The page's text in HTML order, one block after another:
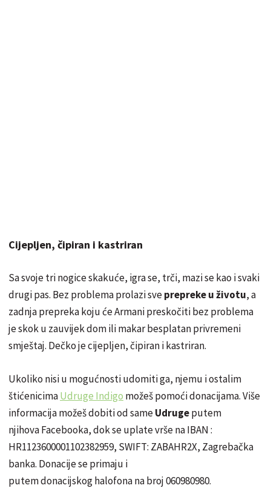
Cijepljen, čipiran i kastriran
Sa svoje tri nogice skakuće, igra se, trči, mazi se kao i svaki
drugi pas. Bez problema prolazi sveprepreke u životu, a
zadnja prepreka koju će Armani preskočiti bez problema
je skok u zauvijek dom ili makar besplatan privremeni
smještaj. Dečko je cijepljen, čipiran i kastriran.
Ukoliko nisi u mogućnosti udomiti ga, njemu i ostalim
štićenicimaUdruge Indigo možeš pomoći donacijama. Više
informacija možeš dobiti od sameUdrugeputem
njihova Facebooka, dok se uplate vrše na IBAN :
HR1123600001102382959, SWIFT: ZABAHR2X, Zagrebačka
banka. Donacije se primaju i
putem donacijskog halofona na broj 060980980.